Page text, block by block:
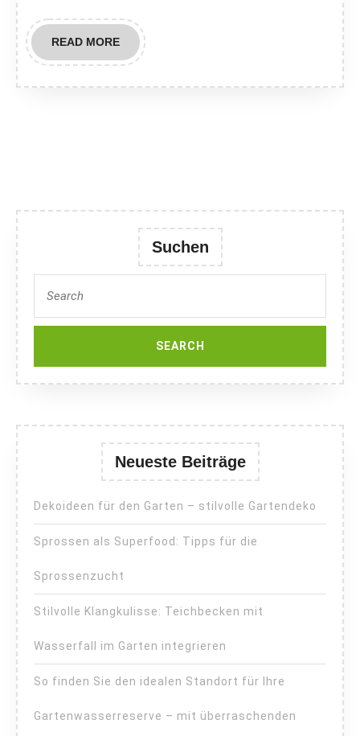
READ MOREREAD
MORE
Suchen
for:
Neueste Beiträge
Dekoideen für den Garten – stilvolle Gartendeko
Sprossen als Superfood: Tipps für die
Sprossenzucht
Stilvolle Klangkulisse: Teichbecken mit
Wasserfall im Garten integrieren
So finden Sie den idealen Standort für Ihre
Gartenwasserreserve – mit überraschenden